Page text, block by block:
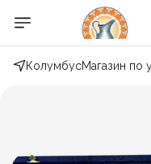
КолумбусМагазин по